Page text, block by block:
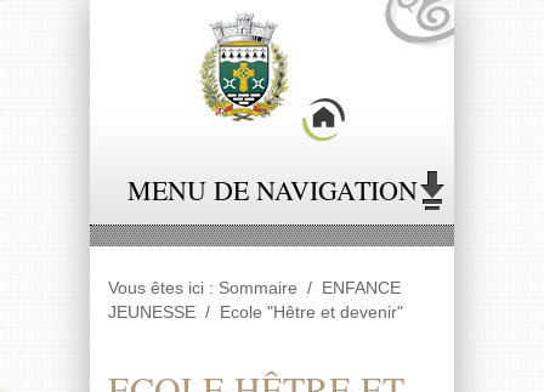
MENU DE NAVIGATION
Vous êtes ici : Sommaire /
ENFANCE
JEUNESSE / Ecole "Hêtre et devenir"
Panneau de gestion des cookies